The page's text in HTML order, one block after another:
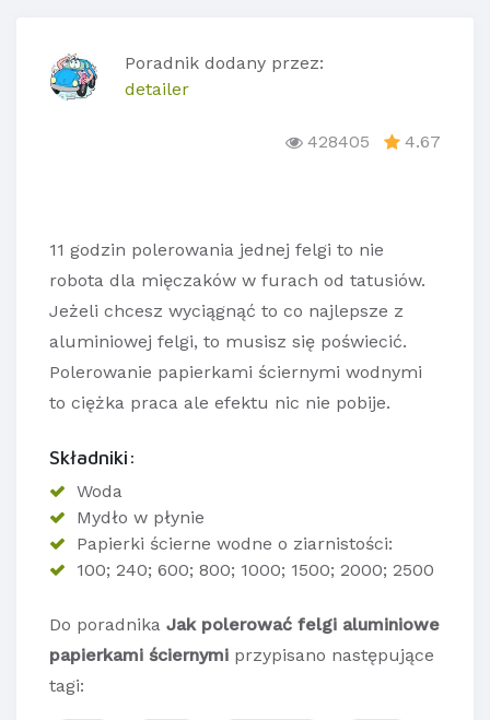
Poradnik dodany przez:
detailer
428405 4.67
11 godzin polerowania jednej felgi to nie
robota dla mięczaków w furach od tatusiów.
Jeżeli chcesz wyciągnąć to co najlepsze z
aluminiowej felgi, to musisz się poświecić.
Polerowanie papierkami ściernymi wodnymi
to ciężka praca ale efektu nic nie pobije.
Składniki:
Woda
Mydło w płynie
Papierki ścierne wodne o ziarnistości:
100; 240; 600; 800; 1000; 1500; 2000; 2500
Do poradnika Jak polerować felgi aluminiowe
papierkami ściernymi przypisano następujące
tagi: